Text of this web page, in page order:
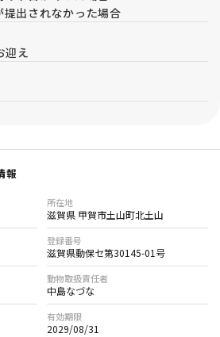
提出されなかった場合
迎え
報
所在地
滋賀県 甲賀市土山町北土山
登録番号
滋賀県動保セ第30145-01号
動物取扱責任者
中島なづな
有効期限
2029/08/31